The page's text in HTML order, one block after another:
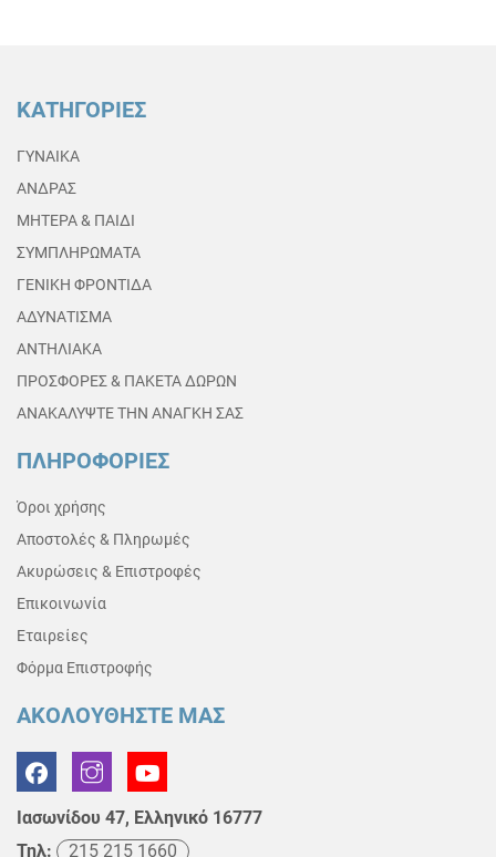
ΚΑΤΗΓΟΡΙΕΣ
ΓΥΝΑΙΚΑ
ΑΝΔΡΑΣ
ΜΗΤΕΡΑ & ΠΑΙΔΙ
ΣΥΜΠΛΗΡΩΜΑΤΑ
ΓΕΝΙΚΗ ΦΡΟΝΤΙΔΑ
ΑΔΥΝΑΤΙΣΜΑ
ΑΝΤΗΛΙΑΚΑ
ΠΡΟΣΦΟΡΕΣ & ΠΑΚΕΤΑ ΔΩΡΩΝ
ΑΝΑΚΑΛΥΨΤΕ ΤΗΝ ΑΝΑΓΚΗ ΣΑΣ
ΠΛΗΡΟΦΟΡΙΕΣ
Όροι χρήσης
Αποστολές & Πληρωμές
Ακυρώσεις & Επιστροφές
Επικοινωνία
Εταιρείες
Φόρμα Επιστροφής
ΑΚΟΛΟΥΘΗΣΤΕ ΜΑΣ
Ιασωνίδου 47, Ελληνικό 16777
Τηλ:
215 215 1660